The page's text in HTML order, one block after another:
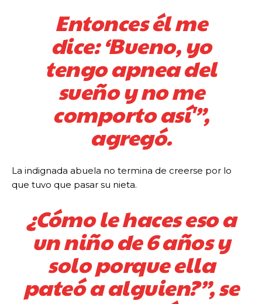
Entonces él me
dice: ‘Bueno, yo
tengo apnea del
sueño y no me
comporto así'”,
agregó.
La indignada abuela no termina de creerse por lo
que tuvo que pasar su nieta.
¿Cómo le haces eso a
un niño de 6 años y
solo porque ella
pateó a alguien?”, se